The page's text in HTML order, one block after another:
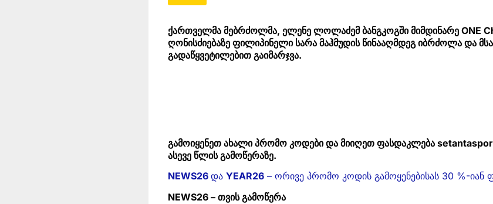
ქართველმა მებრძოლმა, ელენე ლოლაძემ ბანგკოგში მიმდინარე ONE
ღონისძიებაზე ფილიპინელი სარა მაჰმუდის წინააღმდეგ იბრძოლა და
გადაწყვეტილებით გაიმარჯვა.
გამოიყენეთ ახალი პრომო კოდები და მიიღეთ ფასდაკლება
ასევე წლის გამოწერაზე.
NEWS26დაYEAR26 – ორივე პრომო კოდის გამოყენებისას 30 %-იან
NEWS26 – თვის გამოწერა